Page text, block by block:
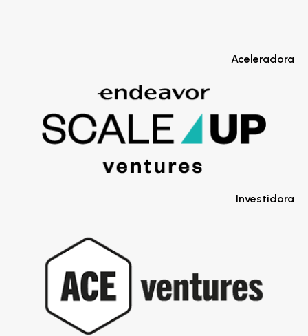
Aceleradora
Investidora